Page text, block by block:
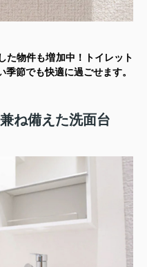
た物件も増加中！トイレット
節でも快適に過ごせます。
ね備えた洗面台